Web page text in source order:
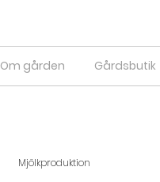
Om gården Gårdsbutik
Mjölkproduktion